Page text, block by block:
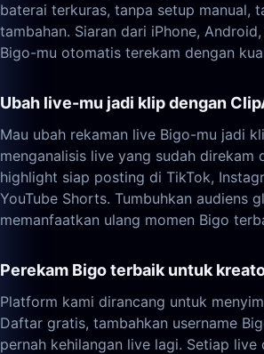
baterai terkuras, tanpa setup manual,
tambahan. Siaran dari iPhone,
Bigo-mu otomatis terekam dengan
Ubah live-mu jadi klip dengan
Mau ubah rekaman live Bigo-mu jadi
menganalisis live yang sudah direkam
highlight siap posting di TikTok,
YouTube Shorts. Tumbuhkan audiens
memanfaatkan ulang momen Bigo
Perekam Bigo terbaik untuk
Platform kami dirancang untuk
Daftar gratis, tambahkan username
pernah kehilangan live lagi. Setiap